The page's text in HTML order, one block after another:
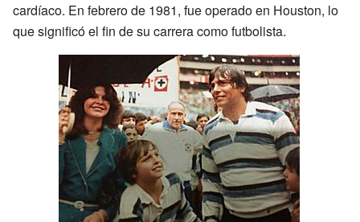
cardíaco. En febrero de 1981, fue operado en Houston, lo
que significó el fin de su carrera como futbolista.